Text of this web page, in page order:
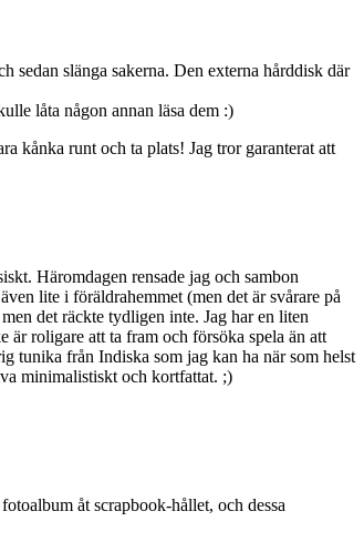
sedan slänga sakerna. Den externa hårddisk där
låta någon annan läsa dem :)
kånka runt och ta plats! Jag tror garanterat att
Häromdagen rensade jag och sambon
lite i föräldrahemmet (men det är svårare på
det räckte tydligen inte. Jag har en liten
är roligare att ta fram och försöka spela än att
tunika från Indiska som jag kan ha när som helst
minimalistiskt och kortfattat. ;)
åt scrapbook-hållet, och dessa